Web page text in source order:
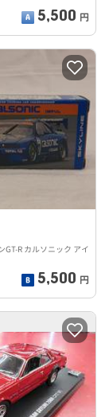
5,500 円
GT-R カルソニック アイ
5,500 円